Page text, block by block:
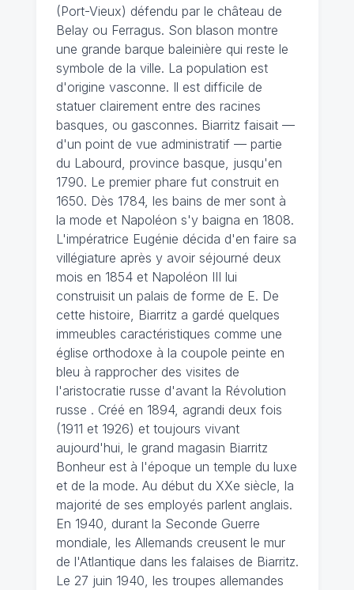
(Port-Vieux) défendu par le château de
Belay ou Ferragus. Son blason montre
une grande barque baleinière qui reste le
symbole de la ville. La population est
d'origine vasconne. Il est difficile de
statuer clairement entre des racines
basques, ou gasconnes. Biarritz faisait —
d'un point de vue administratif — partie
du Labourd, province basque, jusqu'en
1790. Le premier phare fut construit en
1650. Dès 1784, les bains de mer sont à
la mode et Napoléon s'y baigna en 1808.
L'impératrice Eugénie décida d'en faire sa
villégiature après y avoir séjourné deux
mois en 1854 et Napoléon III lui
construisit un palais de forme de E. De
cette histoire, Biarritz a gardé quelques
immeubles caractéristiques comme une
église orthodoxe à la coupole peinte en
bleu à rapprocher des visites de
l'aristocratie russe d'avant la Révolution
russe . Créé en 1894, agrandi deux fois
(1911 et 1926) et toujours vivant
aujourd'hui, le grand magasin Biarritz
Bonheur est à l'époque un temple du luxe
et de la mode. Au début du XXe siècle, la
majorité de ses employés parlent anglais.
En 1940, durant la Seconde Guerre
mondiale, les Allemands creusent le mur
de l'Atlantique dans les falaises de Biarritz.
Le 27 juin 1940, les troupes allemandes